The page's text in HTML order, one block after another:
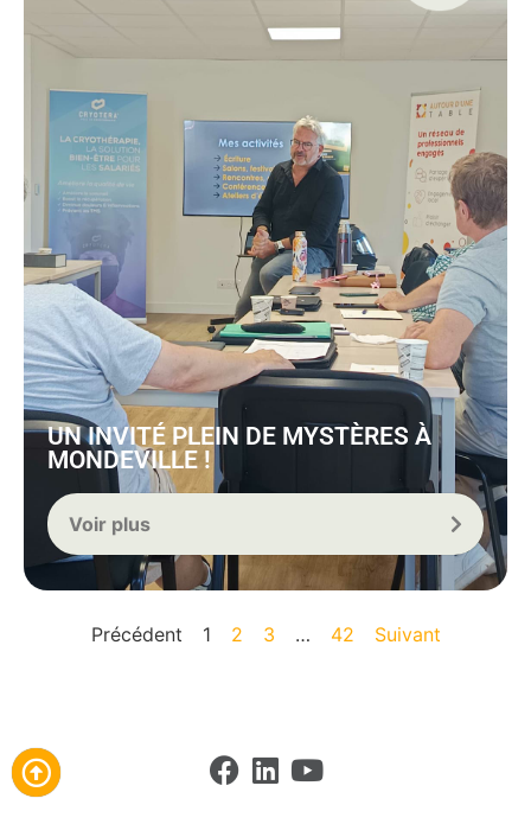
UN INVITÉ PLEIN DE MYSTÈRES À
MONDEVILLE !
Voir plus
Précédent 1 2 3 … 42 Suivant